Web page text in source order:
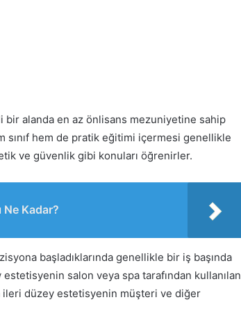
alanda en az önlisans mezuniyetine sahip
sınıf hem de pratik eğitimi içermesi genellikle
ve güvenlik gibi konuları öğrenirler.
Ne Kadar?
başladıklarında genellikle bir iş başında
salon veya spa tarafından kullanılan
düzey estetisyenin müşteri ve diğer